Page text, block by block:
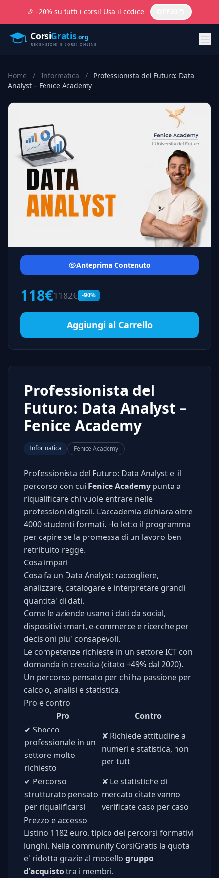
🎉 -20% su tutti i corsi! Usa il codice
Home / Informatica /
Professionista del Futuro: Data
Analyst – Fenice Academy
Anteprima Contenuto
118€1182€ -90%
Aggiungi al Carrello
Professionista del
Futuro: Data Analyst –
Fenice Academy
Informatica Fenice Academy
Professionista del Futuro: Data Analyst e' il
percorso con cui Fenice Academy punta a
riqualificare chi vuole entrare nelle
professioni digitali. L'accademia dichiara oltre
4000 studenti formati. Ho letto il programma
per capire se la promessa di un lavoro ben
retribuito regge.
Cosa impari
Cosa fa un Data Analyst: raccogliere,
analizzare, catalogare e interpretare grandi
quantita' di dati.
Come le aziende usano i dati da social,
dispositivi smart, e-commerce e ricerche per
decisioni piu' consapevoli.
Le competenze richieste in un settore ICT con
domanda in crescita (citato +49% dal 2020).
Un percorso pensato per chi ha passione per
calcolo, analisi e statistica.
Pro e contro
Pro
Contro
✔ Sbocco
professionale in un
settore molto
richiesto
✘ Richiede attitudine a
numeri e statistica, non
per tutti
✔ Percorso
strutturato pensato
per riqualificarsi
✘ Le statistiche di
mercato citate vanno
verificate caso per caso
Prezzo e accesso
Listino 1182 euro, tipico dei percorsi formativi
lunghi. Nella community CorsiGratis la quota
e' ridotta grazie al modello gruppo
d'acquistotra i membri.